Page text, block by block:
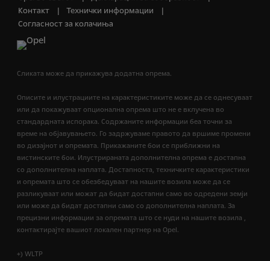
Контакт
Технички информации
Согласност за колачиња
Сликата може да прикажува додатна опрема.
Описите и илустрациите на карактеристиките може да се однесуваат
или да покажуваат опционална опрема што не е вклучена во
стандардната испорака. Содржаните информации беа точни за
време на објавувањето. Го задржуваме правото да вршиме промени
во дизајнот и опремата. Прикажаните бои се приближни на
вистинските бои. Илустрираната дополнителна опрема е достапна
со дополнителна наплата. Достапноста, техничките карактеристики
и опремата што се обезбедуваат на нашите возила може да се
разликуваат или можат да бидат достапни само во одредени земји
или може да бидат достапни само со дополнителна наплата. За
прецизни информации за опремата што се нуди на нашите возила ,
контактирајте вашиот локален партнер на Opel.
+) WLTP